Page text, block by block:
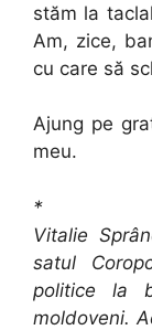
stăm la
Am, zice,
cu care să
Ajung pe
meu.
*
Vitalie
satul
politice la
moldoveni.